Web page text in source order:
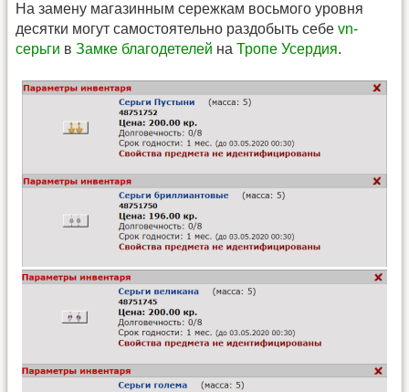
На замену магазинным сережкам восьмого уровня
десятки могут самостоятельно раздобыть себе vn-
серьги в Замке благодетелей на Тропе Усердия.